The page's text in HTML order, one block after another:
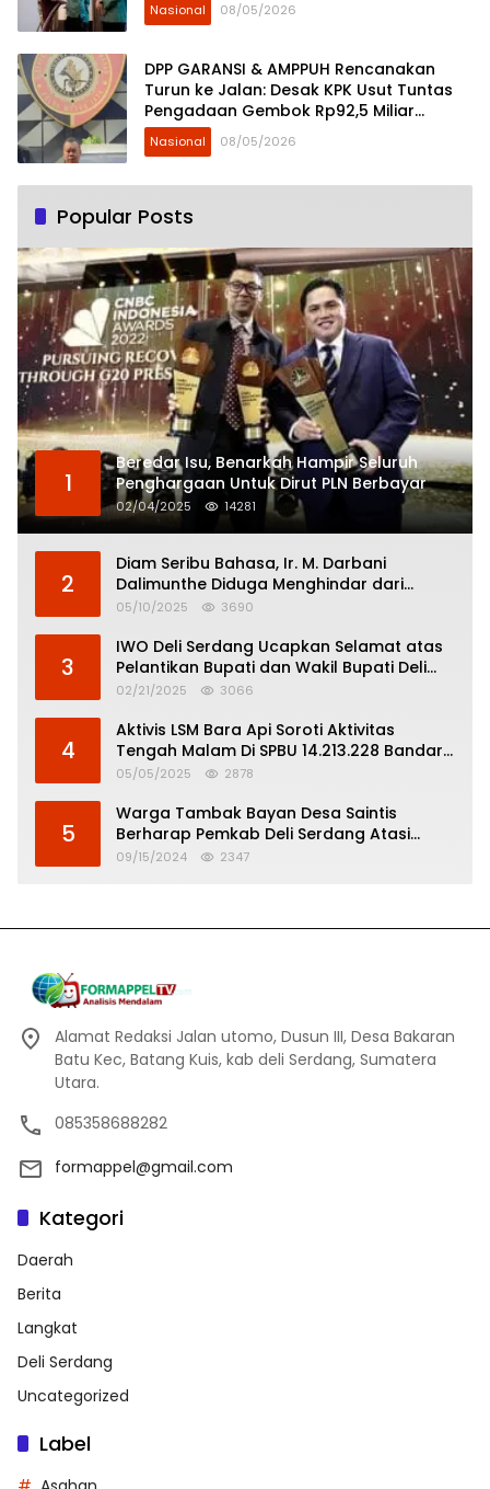
Nasional 08/05/2026
DPP GARANSI & AMPPUH Rencanakan
Turun ke Jalan: Desak KPK Usut Tuntas
Pengadaan Gembok Rp92,5 Miliar
Ditjenpas
Nasional 08/05/2026
Popular Posts
1
Beredar Isu, Benarkah Hampir Seluruh
Penghargaan Untuk Dirut PLN Berbayar
02/04/2025 14281
2
Diam Seribu Bahasa, Ir. M. Darbani
Dalimunthe Diduga Menghindar dari
Pertanggungjawaban Politik
05/10/2025 3690
3
IWO Deli Serdang Ucapkan Selamat atas
Pelantikan Bupati dan Wakil Bupati Deli
Serdang
02/21/2025 3066
4
Aktivis LSM Bara Api Soroti Aktivitas
Tengah Malam Di SPBU 14.213.228 Bandar
Tinggi
05/05/2025 2878
5
Warga Tambak Bayan Desa Saintis
Berharap Pemkab Deli Serdang Atasi
Banjir
09/15/2024 2347
Alamat Redaksi Jalan utomo, Dusun III, Desa Bakaran
Batu Kec, Batang Kuis, kab deli Serdang, Sumatera
Utara.
085358688282
formappel@gmail.com
Kategori
Daerah
Berita
Langkat
Deli Serdang
Uncategorized
Label